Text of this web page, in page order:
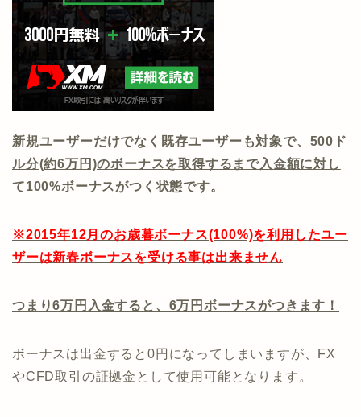
新規ユーザーだけでなく既存ユーザーも対象で、500ド
ル分(約6万円)のボーナスを取得するまで入金額に対し
て100%ボーナスがつく状態です。
※2015年12月のお歳暮ボーナス(100%)を利用したユー
ザーは新春ボーナスを受ける事は出来ません
つまり6万円入金すると、6万円ボーナスがつきます！
ボーナスは出金すると0円になってしまいますが、FX
やCFD取引の証拠金として使用可能となります。